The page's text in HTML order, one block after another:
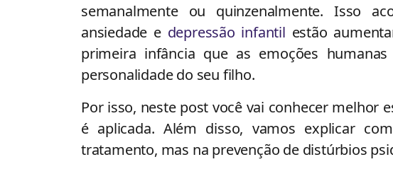
semanalmente ou quinzenalmente. Isso
ansiedade e depressão infantil estão
primeira infância que as emoções
personalidade do seu filho.
Por isso, neste post você vai conhecer melhor
é aplicada. Além disso, vamos explicar
tratamento, mas na prevenção de distúrbios